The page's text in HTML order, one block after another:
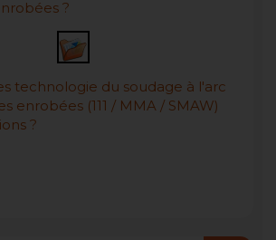
?
technologie du soudage à l'arc
enrobées (111 / MMA / SMAW)
?